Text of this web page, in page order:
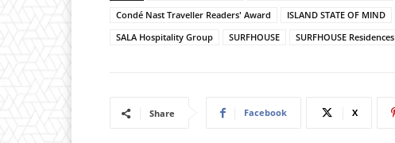
Condé Nast Traveller Readers' Award
ISLAND STATE OF MIND
SALA Hospitality Group
SURFHOUSE SURFHOUSE Residences
Share Facebook X